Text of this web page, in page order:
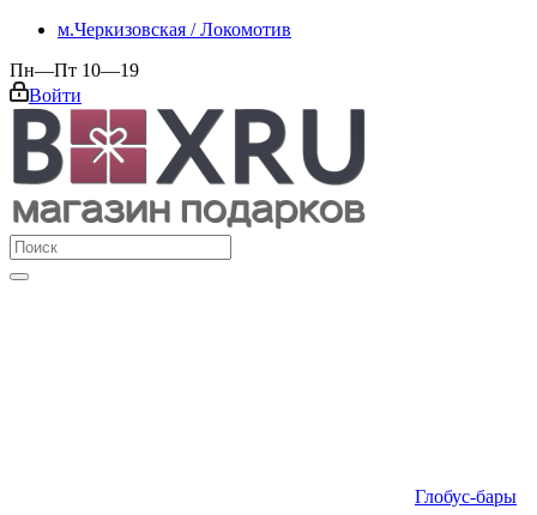
м.Черкизовская / Локомотив
Пн—Пт 10—19
Войти
Глобус-бары